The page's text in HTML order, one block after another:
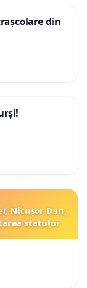
din
Nicușor Dan,
statului